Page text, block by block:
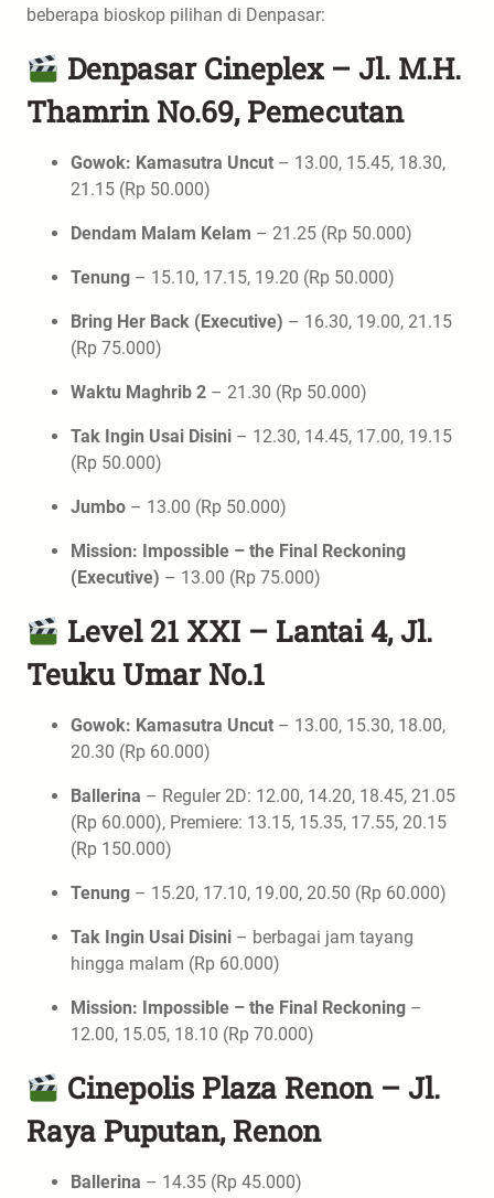
beberapa bioskop pilihan di Denpasar:
Denpasar Cineplex – Jl. M.H.
Thamrin No.69, Pemecutan
Gowok: Kamasutra Uncut – 13.00, 15.45, 18.30,
21.15 (Rp 50.000)
Dendam Malam Kelam – 21.25 (Rp 50.000)
Tenung – 15.10, 17.15, 19.20 (Rp 50.000)
Bring Her Back (Executive) – 16.30, 19.00, 21.15
(Rp 75.000)
Waktu Maghrib 2 – 21.30 (Rp 50.000)
Tak Ingin Usai Disini – 12.30, 14.45, 17.00, 19.15
(Rp 50.000)
Jumbo – 13.00 (Rp 50.000)
Mission: Impossible – the Final Reckoning
(Executive) – 13.00 (Rp 75.000)
Level 21 XXI – Lantai 4, Jl.
Teuku Umar No.1
Gowok: Kamasutra Uncut – 13.00, 15.30, 18.00,
20.30 (Rp 60.000)
Ballerina – Reguler 2D: 12.00, 14.20, 18.45, 21.05
(Rp 60.000), Premiere: 13.15, 15.35, 17.55, 20.15
(Rp 150.000)
Tenung – 15.20, 17.10, 19.00, 20.50 (Rp 60.000)
Tak Ingin Usai Disini – berbagai jam tayang
hingga malam (Rp 60.000)
Mission: Impossible – the Final Reckoning –
12.00, 15.05, 18.10 (Rp 70.000)
Cinepolis Plaza Renon – Jl.
Raya Puputan, Renon
Ballerina – 14.35 (Rp 45.000)